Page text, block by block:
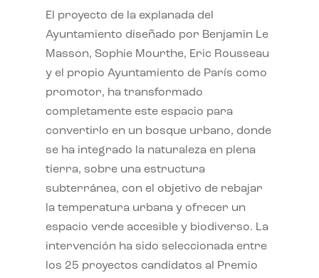
El proyecto de la explanada del
Ayuntamiento diseñado por Benjamin Le
Masson, Sophie Mourthe, Eric Rousseau
y el propio Ayuntamiento de París como
promotor, ha transformado
completamente este espacio para
convertirlo en un bosque urbano, donde
se ha integrado la naturaleza en plena
tierra, sobre una estructura
subterránea, con el objetivo de rebajar
la temperatura urbana y ofrecer un
espacio verde accesible y biodiverso. La
intervención ha sido seleccionada entre
los 25 proyectos candidatos al Premio